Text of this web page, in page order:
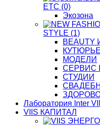
ЕТС (0)
Экозона
STYLE (1)
BЕАUTY
МОДЕЛИ
СЕРВИС
СТУДИИ
Лаборатория Inter
VIIS КАПИТАЛ